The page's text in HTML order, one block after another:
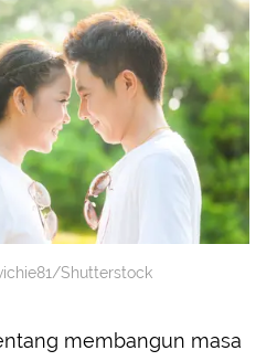
Shutterstock
membangun masa